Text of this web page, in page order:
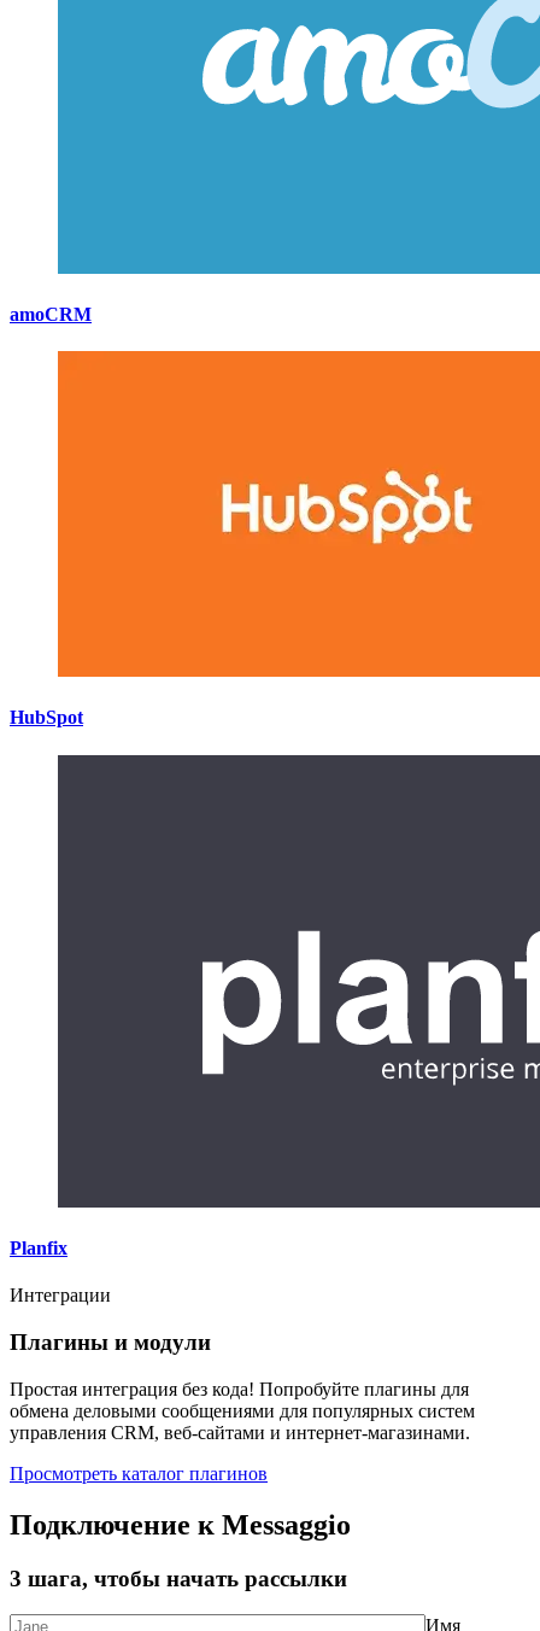
amoCRM
HubSpot
Planfix
Интеграции
Плагины и модули
Простая интеграция без кода! Попробуйте плагины для
обмена деловыми сообщениями для популярных систем
управления CRM, веб-сайтами и интернет-магазинами.
Просмотреть каталог плагинов
Подключение к Messaggio
3 шага, чтобы начать рассылки
Имя